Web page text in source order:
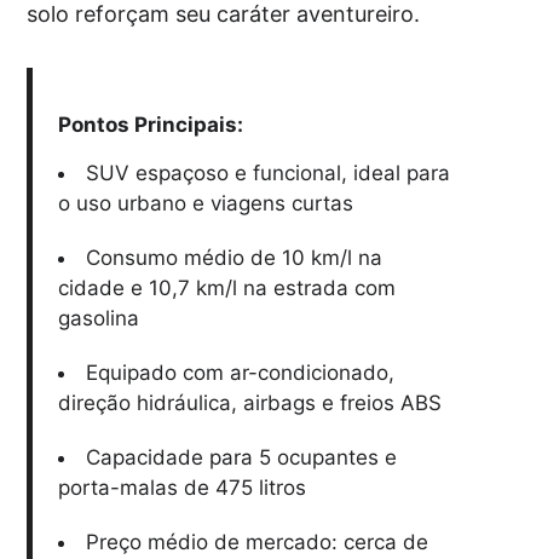
solo reforçam seu caráter aventureiro.
Pontos Principais:
SUV espaçoso e funcional, ideal para
o uso urbano e viagens curtas
Consumo médio de 10 km/l na
cidade e 10,7 km/l na estrada com
gasolina
Equipado com ar-condicionado,
direção hidráulica, airbags e freios ABS
Capacidade para 5 ocupantes e
porta-malas de 475 litros
Preço médio de mercado: cerca de